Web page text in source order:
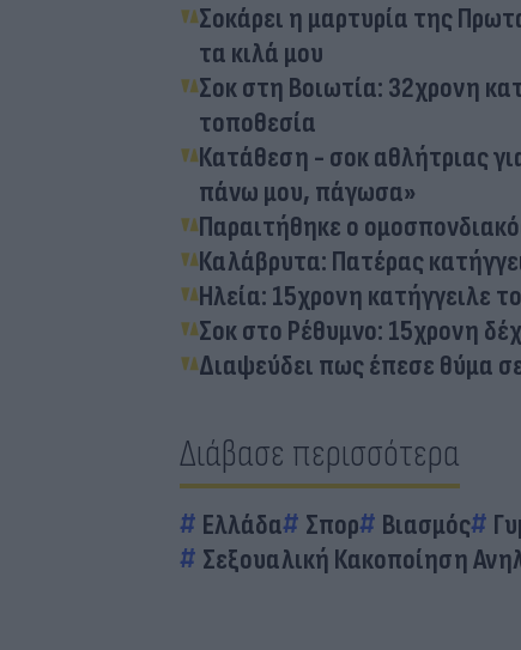
Σοκάρει η μαρτυρία της
τα κιλά μου
Σοκ στη Βοιωτία: 32χρονη
τοποθεσία
Κατάθεση - σοκ αθλήτριας
πάνω μου, πάγωσα»
Παραιτήθηκε ο
Καλάβρυτα: Πατέρας
Ηλεία: 15χρονη κατήγγειλε
Σοκ στο Ρέθυμνο: 15χρονη
Διαψεύδει πως έπεσε θύμα
Διάβασε περισσότερα
Ελλάδα Σπορ Βιασμός
Σεξουαλική Κακοποίηση